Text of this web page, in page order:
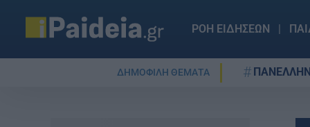
ΡΟΗ ΕΙΔΗΣΕΩΝ
ΔΗΜΟΦΙΛΗ ΘΕΜΑΤΑ